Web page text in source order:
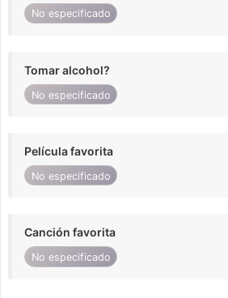
No especificado
Tomar alcohol?
No especificado
Película favorita
No especificado
Canción favorita
No especificado